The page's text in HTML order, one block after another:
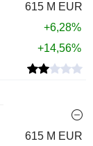
615 M EUR
+6,28%
+14,56%
615 M EUR